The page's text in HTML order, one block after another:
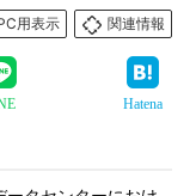
用表示
関連情報
Hatena